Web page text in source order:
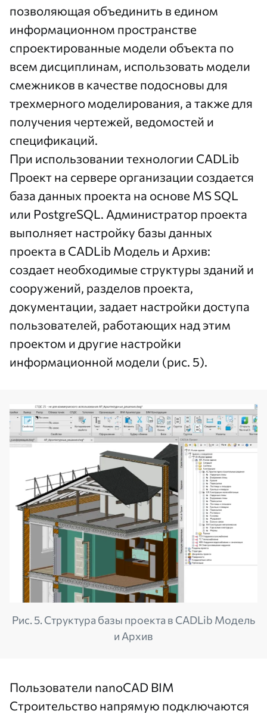
позволяющая объединить в едином
информационном пространстве
спроектированные модели объекта по
всем дисциплинам, использовать модели
смежников в качестве подосновы для
трехмерного моделирования, а также для
получения чертежей, ведомостей и
спецификаций.
При использовании технологии CADLib
Проект на сервере организации создается
база данных проекта на основе MS SQL
или PostgreSQL. Администратор проекта
выполняет настройку базы данных
проекта в CADLib Модель и Архив:
создает необходимые структуры зданий и
сооружений, разделов проекта,
документации, задает настройки доступа
пользователей, работающих над этим
проектом и другие настройки
информационной модели (рис. 5).
Рис. 5. Структура базы проекта в CADLib Модель
и Архив
Пользователи nanoCAD BIM
Строительство напрямую подключаются